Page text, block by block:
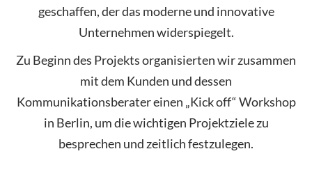
geschaffen, der das moderne und innovative
Unternehmen widerspiegelt.
Zu Beginn des Projekts organisierten wir zusammen
mit dem Kunden und dessen
Kommunikationsberater einen „Kick off“ Workshop
in Berlin, um die wichtigen Projektziele zu
besprechen und zeitlich festzulegen.